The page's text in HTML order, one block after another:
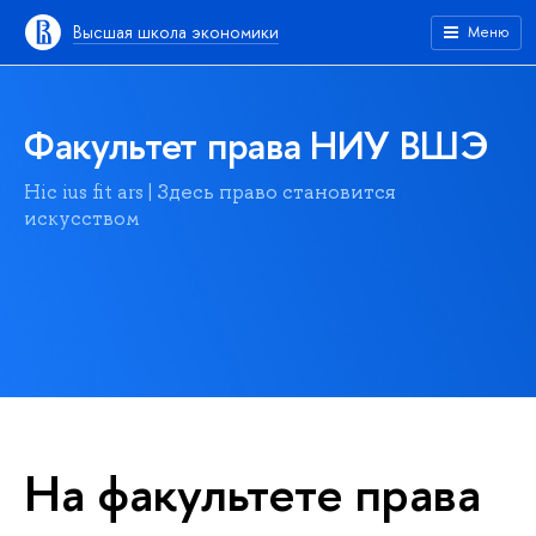
Высшая школа экономики Меню
Факультет права НИУ ВШЭ
Hic ius fit ars | Здесь право становится
искусством
На факультете права